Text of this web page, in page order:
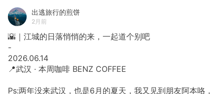
出逃旅行的煎饼
2月前
🌇｜江城的日落悄悄的来，一起道个别吧
​-
​2026.06.14
​📍武汉 · 本周咖啡 BENZ COFFEE
Ps:两年没来武汉，也是6月的夏天，我又见到朋友阿本咯，